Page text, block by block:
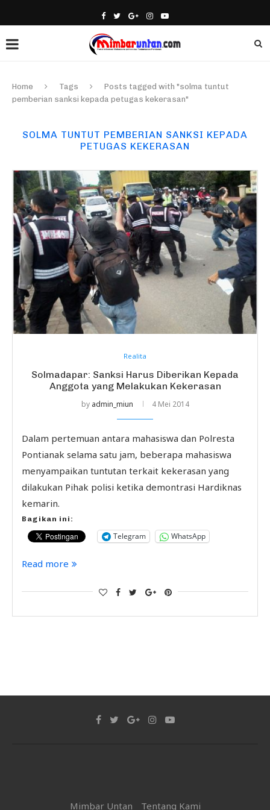
Home Tags
Posts tagged with "solma tuntut
pemberian sanksi kepada petugas kekerasan"
SOLMA TUNTUT PEMBERIAN SANKSI KEPADA
PETUGAS KEKERASAN
Realita
Solmadapar: Sanksi Harus Diberikan Kepada
Anggota yang Melakukan Kekerasan
by admin_miun 4 Mei 2014
Dalam pertemuan antara mahasiswa dan Polresta
Pontianak selama satu jam, beberapa mahasiswa
menyampaikan tuntutan terkait kekerasan yang
dilakukan Pihak polisi ketika demontrasi Hardiknas
kemarin.
Bagikan ini:
Telegram WhatsApp
Read more
Mimbar Untan Tentang Kami